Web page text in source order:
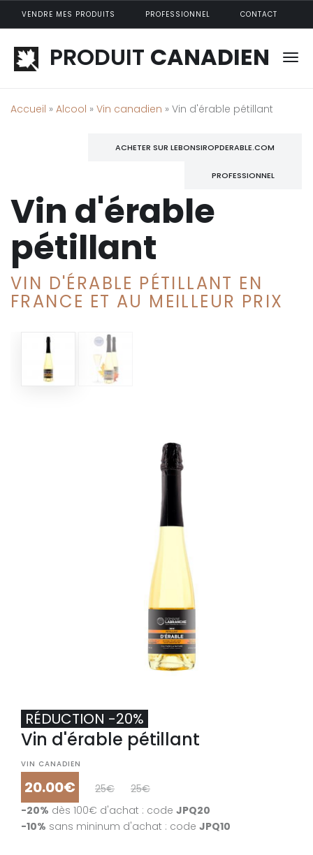
Aller au contenu principal
VENDRE MES PRODUITS PROFESSIONNEL CONTACT
PRODUIT CANADIEN
Accueil » Alcool » Vin canadien » Vin d'érable pétillant
ACHETER SUR LEBONSIROPDERABLE.COM
PROFESSIONNEL
Vin d'érable
pétillant
VIN D'ÉRABLE PÉTILLANT EN
FRANCE ET AU MEILLEUR PRIX
Vin d'érable pétillant
VIN CANADIEN
20.00€ 25€
25€
-20% dès 100€ d'achat : code JPQ20
-10% sans mininum d'achat : code JPQ10
RÉDUCTION -20%